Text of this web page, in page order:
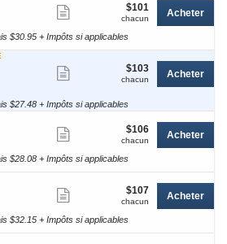
plus
de
$101
chacun
$101
chacun Acheter
$30.95 + Impôts si applicables
de
$103
chacun
$103
chacun Acheter
$27.48 + Impôts si applicables
plus
de
$106
chacun
$106
chacun Acheter
$28.08 + Impôts si applicables
plus
de
$107
chacun
$107
chacun Acheter
$32.15 + Impôts si applicables